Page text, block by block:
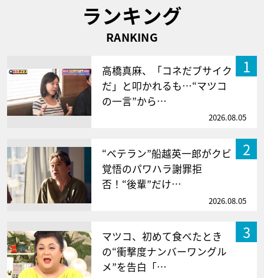
ランキング
RANKING
1
高橋真麻、「コネだブサイク
だ」と叩かれるも…“マツコ
の一言”から…
2026.08.05
2
“ベテラン”船越英一郎がクビ
覚悟のパワハラ謝罪拒
否！“後輩”だけ…
2026.08.05
3
マツコ、初めて食べたとき
の“衝撃度ナンバーワングル
メ”を告白「…